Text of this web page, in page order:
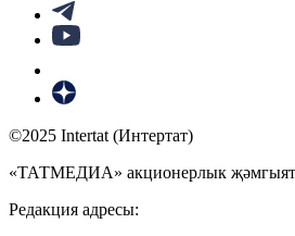
©2025 Intertat (Интертат)
«ТАТМЕДИА» акционерлык
Редакция адресы: